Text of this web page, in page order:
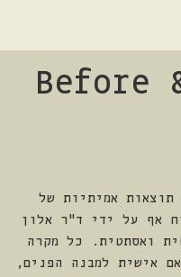
Before
אמיתיות של
אף על ידי ד"ר אלון
ואסתטית. כל מקרה
אישית למבנה הפנים,